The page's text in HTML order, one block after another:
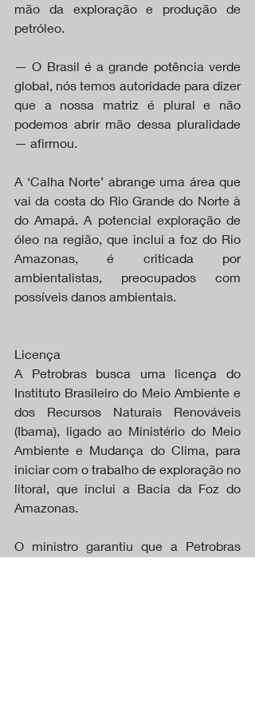
mão da exploração e produção de
petróleo.
— O Brasil é a grande potência verde
global, nós temos autoridade para dizer
que a nossa matriz é plural e não
podemos abrir mão dessa pluralidade
— afirmou.
A ‘Calha Norte’ abrange uma área que
vai da costa do Rio Grande do Norte à
do Amapá. A potencial exploração de
óleo na região, que inclui a foz do Rio
Amazonas, é criticada por
ambientalistas, preocupados com
possíveis danos ambientais.
Licença
A Petrobras busca uma licença do
Instituto Brasileiro do Meio Ambiente e
dos Recursos Naturais Renováveis
(Ibama), ligado ao Ministério do Meio
Ambiente e Mudança do Clima, para
iniciar com o trabalho de exploração no
litoral, que inclui a Bacia da Foz do
Amazonas.
O ministro garantiu que a Petrobras